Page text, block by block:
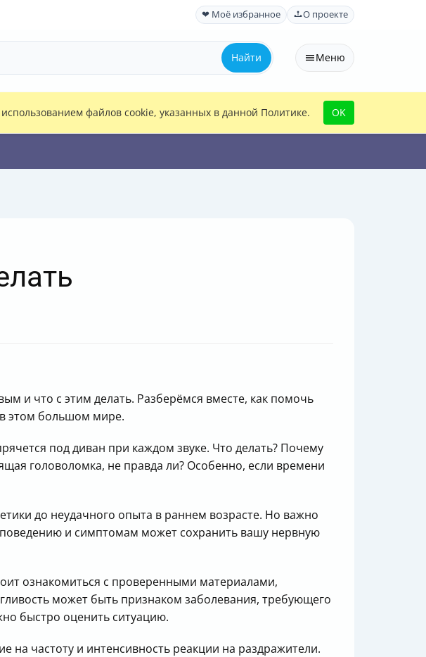
❤ Моё избранное О проекте
Найти Меню
использованием файлов cookie, указанных в данной Политике. OK
и что с этим делать. Разберёмся вместе, как помочь
этом большом мире.
под диван при каждом звуке. Что делать? Почему
головоломка, не правда ли? Особенно, если времени
до неудачного опыта в раннем возрасте. Но важно
и симптомам может сохранить вашу нервную
ознакомиться с проверенными материалами,
может быть признаком заболевания, требующего
быстро оценить ситуацию.
на частоту и интенсивность реакции на раздражители.